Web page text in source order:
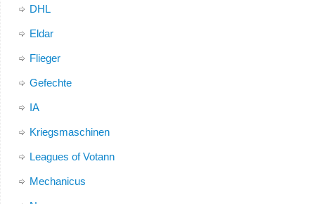
DHL
Eldar
Flieger
Gefechte
IA
Kriegsmaschinen
Leagues of Votann
Mechanicus